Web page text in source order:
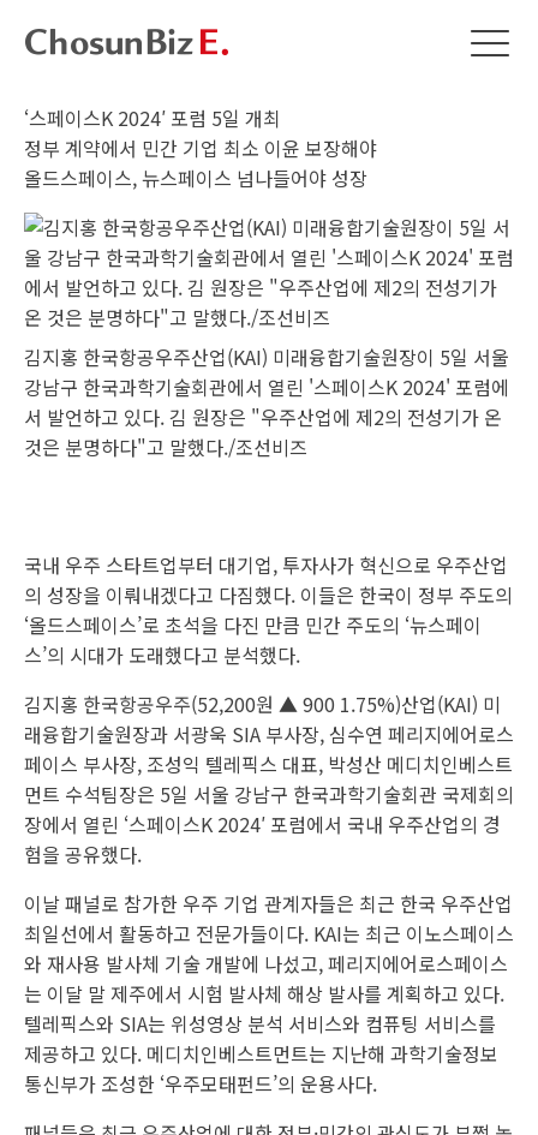
‘스페이스K 2024′ 포럼 5일 개최
정부 계약에서 민간 기업 최소 이윤 보장해야
올드스페이스, 뉴스페이스 넘나들어야 성장
김지홍 한국항공우주산업(KAI) 미래융합기술원장이 5일 서울
강남구 한국과학기술회관에서 열린 '스페이스K 2024' 포럼에
서 발언하고 있다. 김 원장은 "우주산업에 제2의 전성기가 온
것은 분명하다"고 말했다./조선비즈
국내 우주 스타트업부터 대기업, 투자사가 혁신으로 우주산업
의 성장을 이뤄내겠다고 다짐했다. 이들은 한국이 정부 주도의
‘올드스페이스’로 초석을 다진 만큼 민간 주도의 ‘뉴스페이
스’의 시대가 도래했다고 분석했다.
김지홍 한국항공우주(52,200원 ▲ 900 1.75%)산업(KAI) 미
래융합기술원장과 서광욱 SIA 부사장, 심수연 페리지에어로스
페이스 부사장, 조성익 텔레픽스 대표, 박성산 메디치인베스트
먼트 수석팀장은 5일 서울 강남구 한국과학기술회관 국제회의
장에서 열린 ‘스페이스K 2024′ 포럼에서 국내 우주산업의 경
험을 공유했다.
이날 패널로 참가한 우주 기업 관계자들은 최근 한국 우주산업
최일선에서 활동하고 전문가들이다. KAI는 최근 이노스페이스
와 재사용 발사체 기술 개발에 나섰고, 페리지에어로스페이스
는 이달 말 제주에서 시험 발사체 해상 발사를 계획하고 있다.
텔레픽스와 SIA는 위성영상 분석 서비스와 컴퓨팅 서비스를
제공하고 있다. 메디치인베스트먼트는 지난해 과학기술정보
통신부가 조성한 ‘우주모태펀드’의 운용사다.